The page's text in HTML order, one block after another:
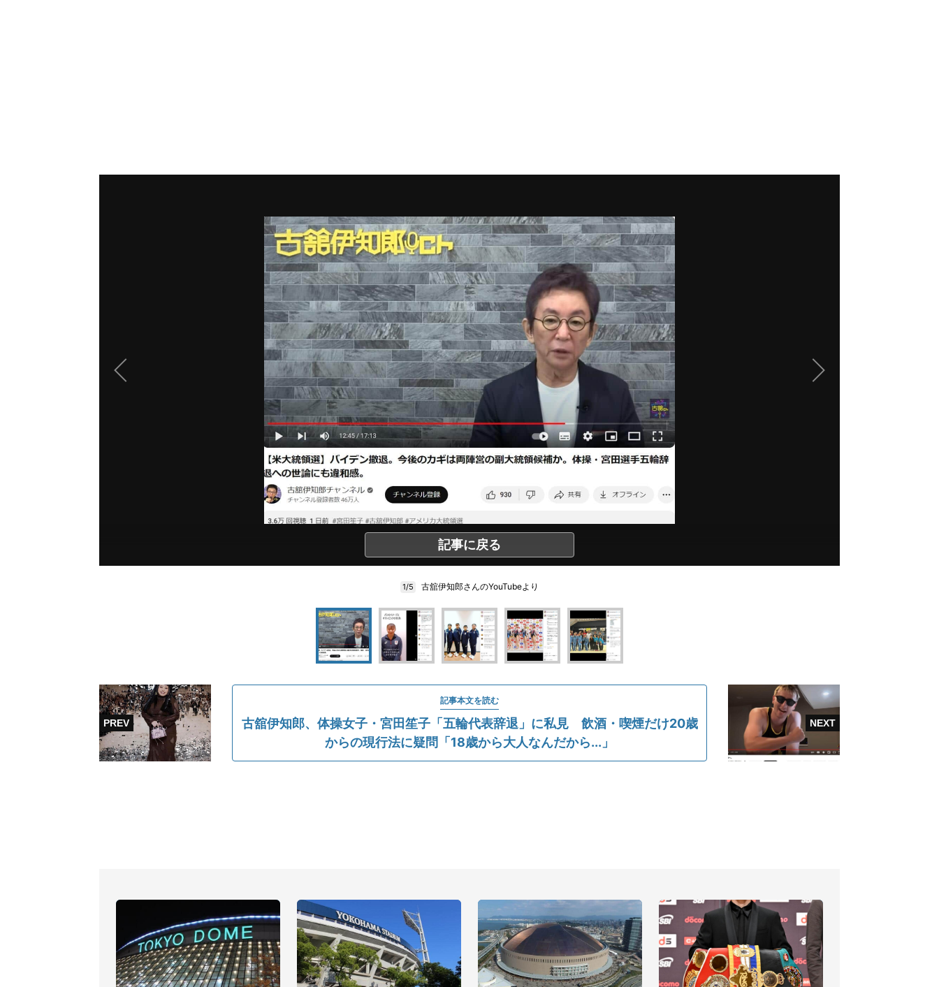
記事に戻る
1/5 古舘伊知郎さんのYouTubeより
記事本文を読む
古舘伊知郎、体操女子・宮田笙子「五輪代表辞退」に私見 飲酒・喫煙だけ20歳
からの現行法に疑問「18歳から大人なんだから...」